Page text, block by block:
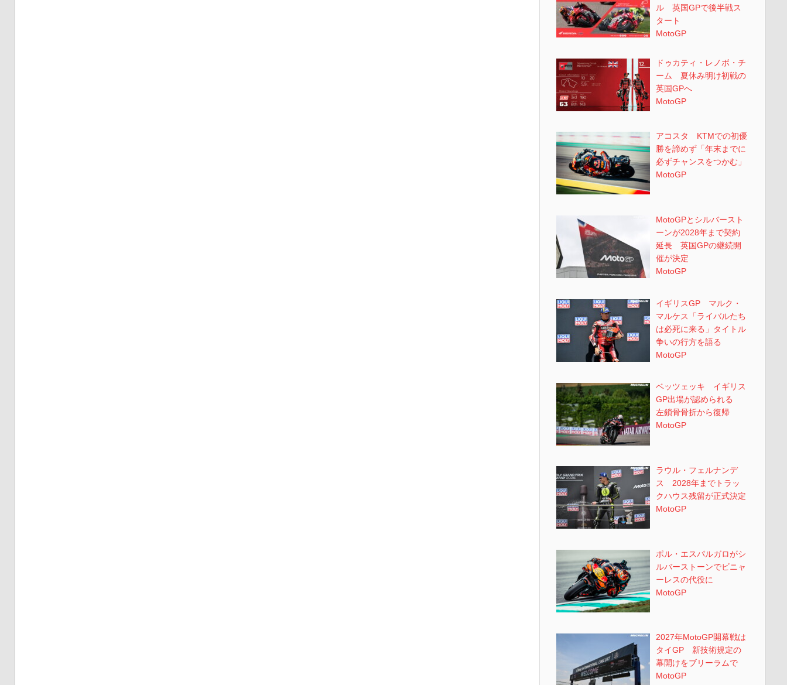
ル 英国GPで後半戦ス
タート
MotoGP
ドゥカティ・レノボ・チ
ーム 夏休み明け初戦の
英国GPへ
MotoGP
アコスタ KTMでの初優
勝を諦めず「年末までに
必ずチャンスをつかむ」
MotoGP
MotoGPとシルバースト
ーンが2028年まで契約
延長 英国GPの継続開
催が決定
MotoGP
イギリスGP マルク・
マルケス「ライバルたち
は必死に来る」タイトル
争いの行方を語る
MotoGP
ベッツェッキ イギリス
GP出場が認められる
左鎖骨骨折から復帰
MotoGP
ラウル・フェルナンデ
ス 2028年までトラッ
クハウス残留が正式決定
MotoGP
ポル・エスパルガロがシ
ルバーストーンでビニャ
ーレスの代役に
MotoGP
2027年MotoGP開幕戦は
タイGP 新技術規定の
幕開けをブリーラムで
MotoGP